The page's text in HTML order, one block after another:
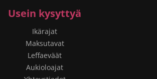
Usein kysyttyä
Ikärajat
Maksutavat
Leffaeväät
Aukioloajat